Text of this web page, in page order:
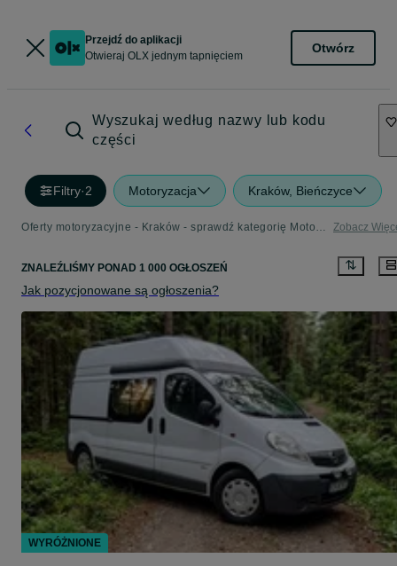
Przejdź do aplikacji
Otwieraj OLX jednym tapnięciem
Otwórz
Wyszukaj według nazwy lub kodu
części
Filtry·2 Motoryzacja Kraków, Bieńczyce
Oferty motoryzacyjne - Kraków - sprawdź kategorię Motoryzacja Zobacz
ZNALEŹLIŚMY PONAD 1 000 OGŁOSZEŃ
Jak pozycjonowane są ogłoszenia?
WYRÓŻNIONE